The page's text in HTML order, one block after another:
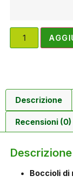
Descrizione
Recensioni (0)
Descrizione
Boccioli di